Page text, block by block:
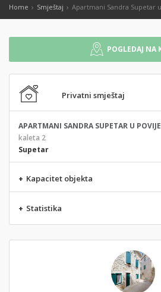
Home Smještaj Apartmani Sandra Supetar
POGLEDAJ NA
Privatni smještaj
APARTMANI SANDRA SUPETAR U
kaleta 2
Supetar
+ Kapacitet objekta
+ Statistika